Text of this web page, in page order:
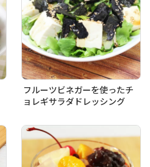
フルーツビネガーを使ったチ
ョレギサラダドレッシング